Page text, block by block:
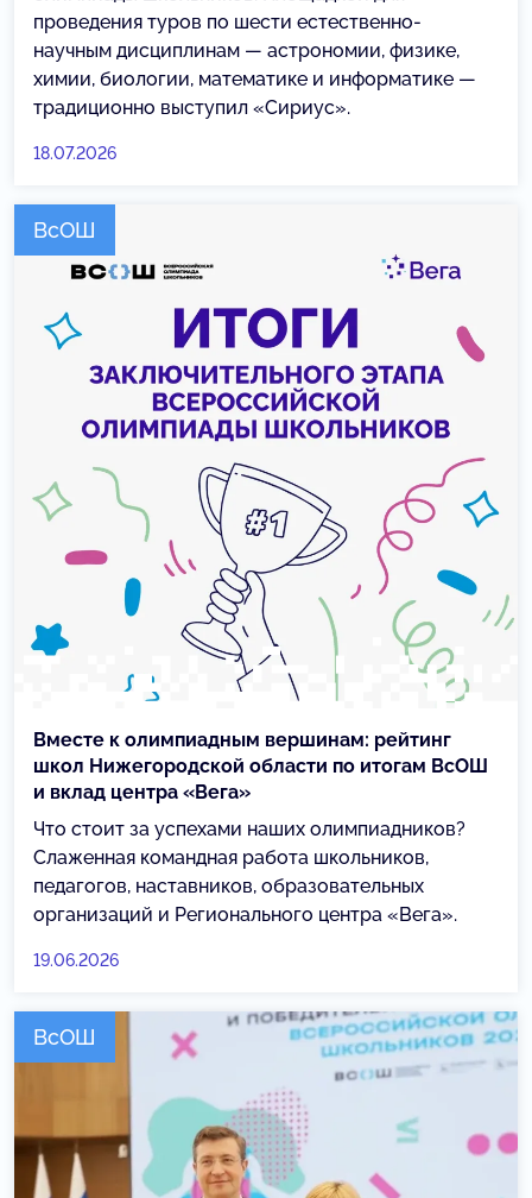
проведения туров по шести естественно-
научным дисциплинам — астрономии, физике,
химии, биологии, математике и информатике —
традиционно выступил «Сириус».
18.07.2026
ВсОШ
Вместе к олимпиадным вершинам: рейтинг
школ Нижегородской области по итогам ВсОШ
и вклад центра «Вега»
Что стоит за успехами наших олимпиадников?
Слаженная командная работа школьников,
педагогов, наставников, образовательных
организаций и Регионального центра «Вега».
19.06.2026
ВсОШ